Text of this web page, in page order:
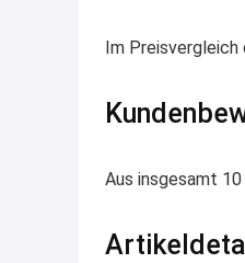
Im Preisvergleich
Aus insgesamt